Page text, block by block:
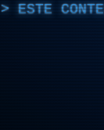
ESTE